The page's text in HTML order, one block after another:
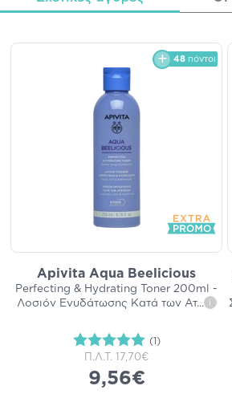
48 πόντοι
Apivita Aqua Beelicious
Perfecting & Hydrating Toner 200ml -
Λοσιόν Ενυδάτωσης Κατά των Ατ... i
(1)
Π.Λ.Τ. 17,70€
9,56€